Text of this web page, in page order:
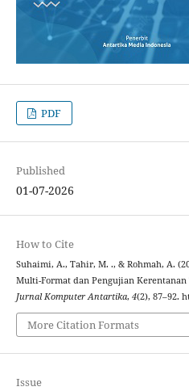
PDF
Published
01-07-2026
How to Cite
Suhaimi, A., Tahir, M. ., & Rohmah, A.
Multi-Format dan Pengujian
Jurnal Komputer Antartika, 4(2), 87–92.
More Citation Formats
Issue